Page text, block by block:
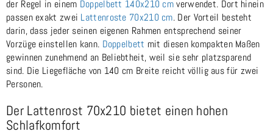
der Regel in einem Doppelbett 140x210 cmverwendet. Dort hinein
passen exakt zwei Lattenroste 70x210 cm. Der Vorteil besteht
darin, dass jeder seinen eigenen Rahmen entsprechend seiner
Vorzüge einstellen kann. Doppelbett mit diesen kompakten Maßen
gewinnen zunehmend an Beliebtheit, weil sie sehr platzsparend
sind. Die Liegefläche von 140 cm Breite reicht völlig aus für zwei
Personen.
Der Lattenrost 70x210 bietet einen hohen
Schlafkomfort